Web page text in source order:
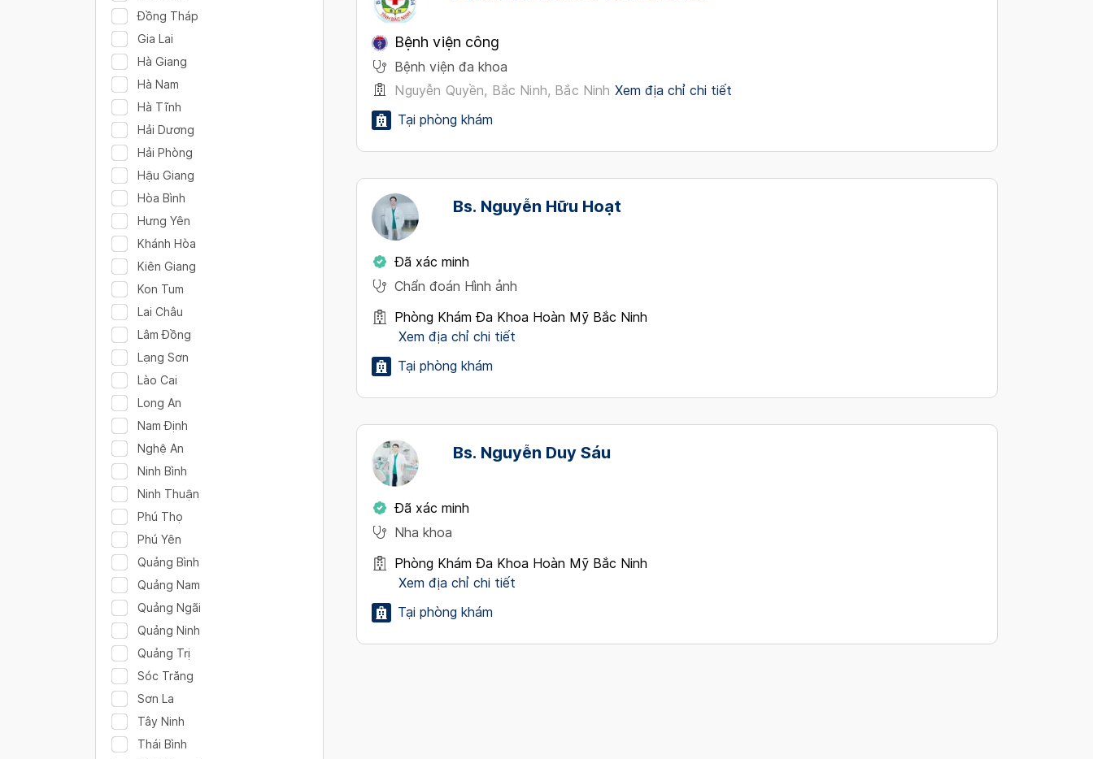
Đồng Tháp
Gia Lai
Hà Giang
Hà Nam
Hà Tĩnh
Hải Dương
Hải Phòng
Hậu Giang
Hòa Bình
Hưng Yên
Khánh Hòa
Kiên Giang
Kon Tum
Lai Châu
Lâm Đồng
Lạng Sơn
Lào Cai
Long An
Nam Định
Nghệ An
Ninh Bình
Ninh Thuận
Phú Thọ
Phú Yên
Quảng Bình
Quảng Nam
Quảng Ngãi
Quảng Ninh
Quảng Trị
Sóc Trăng
Sơn La
Tây Ninh
Thái Bình
Bệnh viện công
Bệnh viện đa khoa
Nguyễn Quyền, Bắc Ninh, Bắc Ninh Xem địa chỉ chi tiết
Tại phòng khám
Bs. Nguyễn Hữu Hoạt
Đã xác minh
Chẩn đoán Hình ảnh
Phòng Khám Đa Khoa Hoàn Mỹ Bắc Ninh
Xem địa chỉ chi tiết
Tại phòng khám
Bs. Nguyễn Duy Sáu
Đã xác minh
Nha khoa
Phòng Khám Đa Khoa Hoàn Mỹ Bắc Ninh
Xem địa chỉ chi tiết
Tại phòng khám